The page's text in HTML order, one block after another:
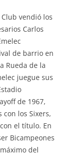
vendió los
Carlos
de barrio en
Rueda de la
juegue sus
de 1967,
los Sixers,
el título. En
Bicampeones
del